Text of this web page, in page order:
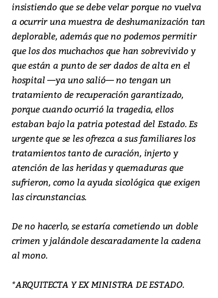
insistiendo que se debe velar porque no vuelva
a ocurrir una muestra de deshumanización tan
deplorable, además que no podemos permitir
que los dos muchachos que han sobrevivido y
que están a punto de ser dados de alta en el
hospital —ya uno salió— no tengan un
tratamiento de recuperación garantizado,
porque cuando ocurrió la tragedia, ellos
estaban bajo la patria potestad del Estado. Es
urgente que se les ofrezca a sus familiares los
tratamientos tanto de curación, injerto y
atención de las heridas y quemaduras que
sufrieron, como la ayuda sicológica que exigen
las circunstancias.
De no hacerlo, se estaría cometiendo un doble
crimen y jalándole descaradamente la cadena
al mono.
*ARQUITECTA Y EX MINISTRA DE ESTADO.